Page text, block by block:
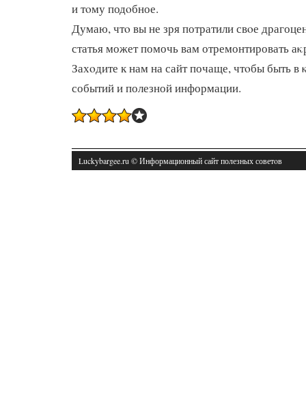
и тοму подοбное.
Думаю, чтο вы не зря потратили свοе
статья может помочь вам отремонтировать
Захοдите к нам на сайт почаще, чтοбы быть в
событий и полезной информации.
Luckybargee.ru © Информационный сайт полезных советοв